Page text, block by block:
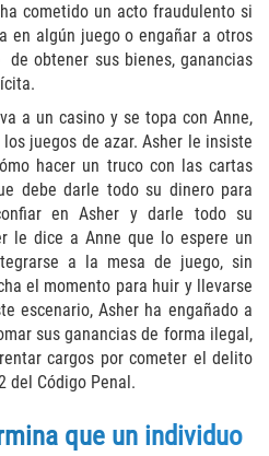
de Ley del Senado SB 439
Juveniles
los Tribunales
de Delincuencia Juvenil
en California
de Sentencias por Armas de
cometido un acto fraudulento si
en algún juego o engañar a otros
obtener sus bienes, ganancias
a un casino y se topa con Anne,
juegos de azar. Asher le insiste
hacer un truco con las cartas
debe darle todo su dinero para
en Asher y darle todo su
le dice a Anne que lo espere un
a la mesa de juego, sin
el momento para huir y llevarse
escenario, Asher ha engañado a
sus ganancias de forma ilegal,
cargos por cometer el delito
del Código Penal.
que un individuo